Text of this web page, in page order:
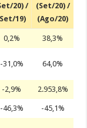
20) /
19)
(Set/20) /
(Ago/20)
0,2% 38,3%
-31,0% 64,0%
-2,9% 2.953,8%
-46,3% -45,1%